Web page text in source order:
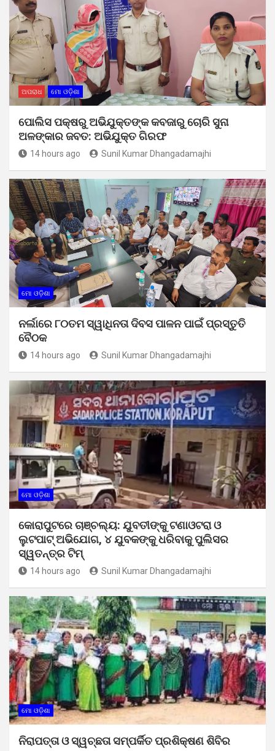
ଅପରାଧ ମୋ ଓଡ଼ିଶା
ପୋଲିସ ପକ୍ଷରୁ ଅଭିଯୁକ୍ତଙ୍କ କବଜାରୁ ଚୋରି ସୁନା
ଅଳଙ୍କାର ଜବତ: ଅଭିଯୁକ୍ତ ଗିରଫ
14 hours ago Sunil Kumar Dhangadamajhi
ମୋ ଓଡ଼ିଶା
ନର୍ଲାରେ ୮୦ତମ ସ୍ୱାଧିନତା ଦିବସ ପାଳନ ପାଇଁ ପ୍ରସ୍ତୁତି
ବୈଠକ
14 hours ago Sunil Kumar Dhangadamajhi
ମୋ ଓଡ଼ିଶା
କୋରାପୁଟରେ ଚାଞ୍ଚଲ୍ୟ: ଯୁବତୀଙ୍କୁ ଟଣାଓଟରା ଓ
ଲୁଟପାଟ୍ ଅଭିଯୋଗ, ୪ ଯୁବକଙ୍କୁ ଧରିବାକୁ ପୁଲିସର
ସ୍ୱତନ୍ତ୍ର ଟିମ୍
14 hours ago Sunil Kumar Dhangadamajhi
ମୋ ଓଡ଼ିଶା
ନିରାପତ୍ତା ଓ ସ୍ୱଚ୍ଛତା ସମ୍ପର୍କିତ ପ୍ରଶିକ୍ଷଣ ଶିବିର